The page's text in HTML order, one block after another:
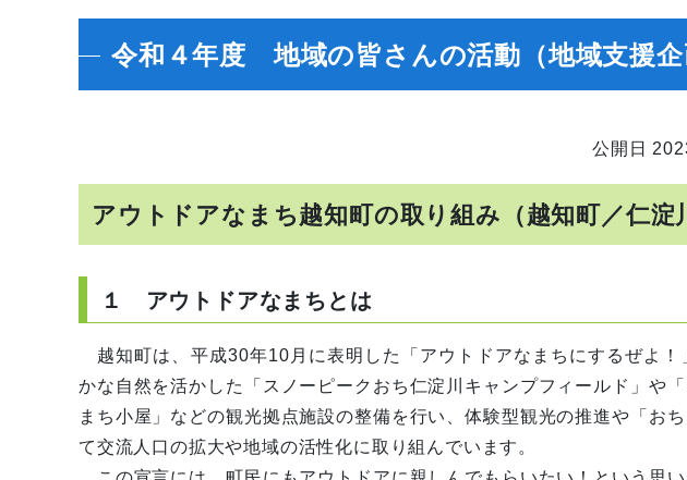
令和４年度 地域の皆さんの活動（地域支援企
公開日
アウトドアなまち越知町の取り組み（越知町／仁淀
１ アウトドアなまちとは
越知町は、平成30年10月に表明した「アウトドアなまちにするぜよ
かな自然を活かした「スノーピークおち仁淀川キャンプフィールド」や
まち小屋」などの観光拠点施設の整備を行い、体験型観光の推進や「お
て交流人口の拡大や地域の活性化に取り組んでいます。